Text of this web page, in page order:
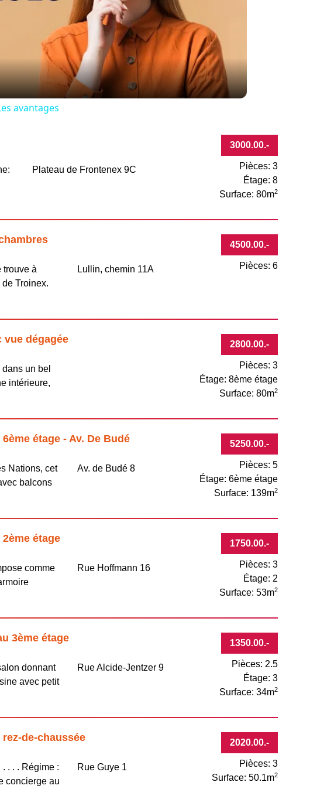
Video
avantages
3000.00.-
Plateau de Frontenex 9C
Pièces: 3
Étage: 8
Surface: 80m2
4500.00.-
trouve à
Troinex.
Lullin, chemin 11A Pièces: 6
2800.00.-
vue dégagée
un bel
intérieure,
Pièces: 3
Étage: 8ème étage
Surface: 80m2
5250.00.-
étage - Av. De Budé
Nations, cet
balcons
Av. de Budé 8
Pièces: 5
Étage: 6ème étage
Surface: 139m2
1750.00.-
étage
comme
Rue Hoffmann 16
Pièces: 3
Étage: 2
Surface: 53m2
1350.00.-
3ème étage
donnant
avec petit
Rue Alcide-Jentzer 9
Pièces: 2.5
Étage: 3
Surface: 34m2
2020.00.-
de-chaussée
. . . Régime :
concierge au
Rue Guye 1
Pièces: 3
Surface: 50.1m2